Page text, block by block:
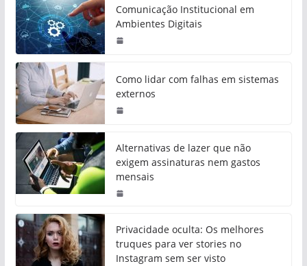
Comunicação Institucional em
Ambientes Digitais
Como lidar com falhas em sistemas
externos
Alternativas de lazer que não
exigem assinaturas nem gastos
mensais
Privacidade oculta: Os melhores
truques para ver stories no
Instagram sem ser visto